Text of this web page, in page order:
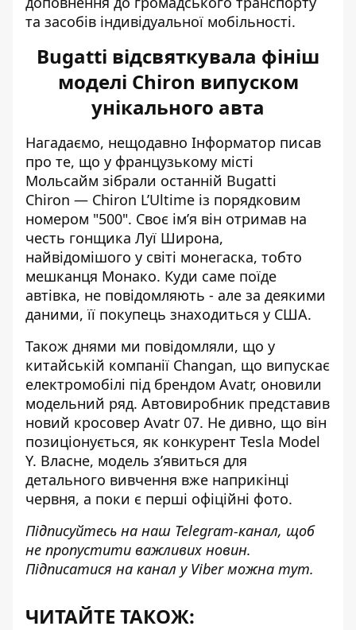
та засобів індивідуальної мобільності.
Bugatti відсвяткувала фініш
моделі Chiron випуском
унікального авта
Нагадаємо, нещодавно Інформатор писав
про те, що у французькому місті
Мольсайм зібрали останній Bugatti
Chiron — Chiron L’Ultime із порядковим
номером "500". Своє ім’я він отримав на
честь гонщика Луї Широна,
найвідомішого у світі монегаска, тобто
мешканця Монако. Куди саме поїде
автівка, не повідомляють - але за деякими
даними, її покупець знаходиться у США.
Також днями ми повідомляли, що у
китайській компанії Changan, що випускає
електромобілі під брендом Avatr, оновили
модельний ряд. Автовиробник представив
новий кросовер Avatr 07. Не дивно, що він
позиціонується, як конкурент Tesla Model
Y. Власне, модель з’явиться для
детального вивчення вже наприкінці
червня, а поки є перші офіційні фото.
Підписуйтесь на наш Telegram-канал, щоб
не пропустити важливих новин.
Підписатися на канал у Viber можна тут.
ЧИТАЙТЕ ТАКОЖ: